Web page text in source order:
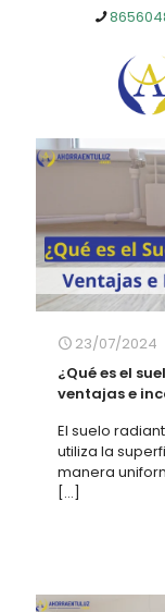
23/07/2024
¿Qué es el
ventajas e
El suelo
utiliza la
manera
[…]